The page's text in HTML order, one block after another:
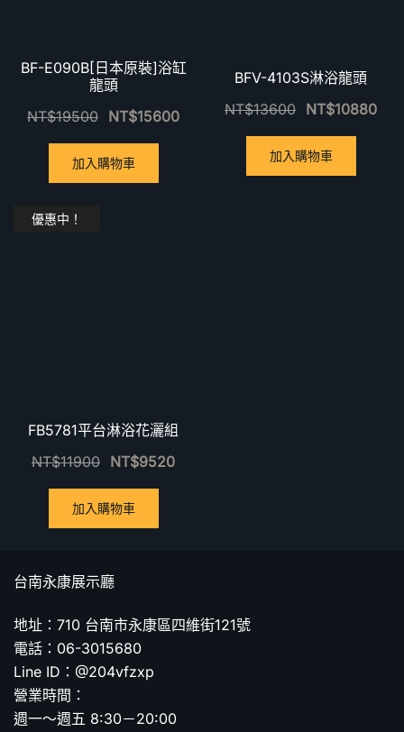
BF-E090B[日本原裝]浴缸
龍頭
NT$19500 NT$15600
加入購物車
BFV-4103S淋浴龍頭
NT$13600 NT$10880
加入購物車
優惠中！
FB5781平台淋浴花灑組
NT$11900 NT$9520
加入購物車
台南永康展示廳
地址：710 台南市永康區四維街121號
電話：06-3015680
Line ID：@204vfzxp
營業時間：
週一～週五 8:30－20:00